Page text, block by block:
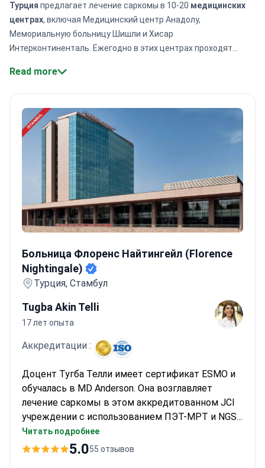
Турция предлагает лечение саркомы в 10-20 медицинских
центрах, включая Медицинский центр Анадолу,
Мемориальную больницу Шишли и Хисар
Интерконтиненталь. Ежегодно в этих центрах проходят
этом в Anadolu Medical Center обслуживается около 200 с
терапиюи направленную иммунотерапию.
аккредитациюJCI,OECI иESMO
сертификат JCI. Показатели пятилетней выживаемости
достигают
40-50%в целом, 70-80% для пациентов с I
стадией и 20-30% для пациентов с поздними стадиями,
использующих инновационные протоколы: изолированную
перфузию конечностей и целевую терапию ингибиторами
VEGFR/PDGFR.
Read more
Больница Флоренс Найтингейл (Florence
Nightingale)
Турция, Стамбул
Tugba Akin Telli
17 лет опыта
Аккредитации :
Доцент Тугба Телли имеет сертификат ESMO и
обучалась в MD Anderson. Она возглавляет
лечение саркомы в этом аккредитованном JCI
учреждении с использованием ПЭТ-МРТ и NGS-
тестирования. Диагностика начинается от 250
долларов за консультацию.
Читать подробнее
5.055 отзывов